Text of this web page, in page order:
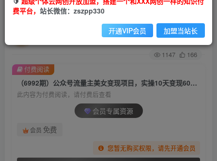
天变现600+，一个小副业利用AI无脑搬…
关注 私信
1147 166
（6992期）公众号流量主美女变现项目，实操10天变现600+，一个小副业利用AI无脑搬…
此内容为付费阅读，请付费后查看
会员专属资源
会员 免费
您暂无购买权限，请先开通会员
付费阅读
费平台， 站长微信：zszpp330
开通VIP会员 加盟当站长